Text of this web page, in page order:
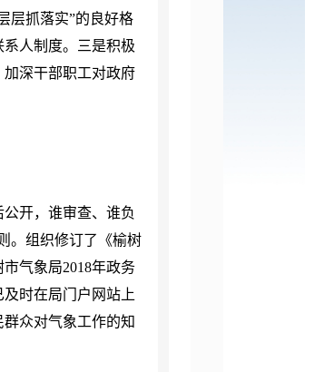
层抓落实”的良好格
人制度。三是积极
深干部职工对政府
开，谁审查、谁负
。组织修订了《榆树
市气象局2018年政务
时在局门户网站上
众对气象工作的知